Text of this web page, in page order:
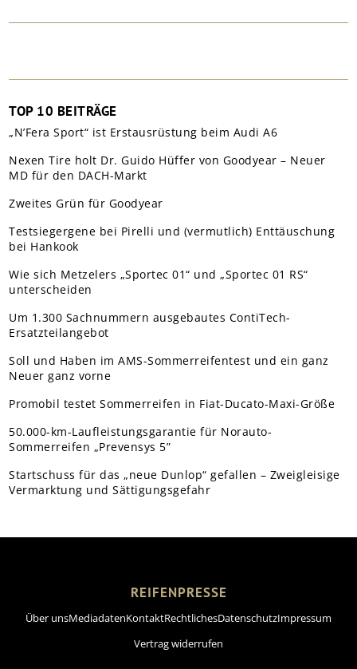
TOP 10 BEITRÄGE
„N’Fera Sport“ ist Erstausrüstung beim Audi A6
Nexen Tire holt Dr. Guido Hüffer von Goodyear – Neuer
MD für den DACH-Markt
Zweites Grün für Goodyear
Testsiegergene bei Pirelli und (vermutlich) Enttäuschung
bei Hankook
Wie sich Metzelers „Sportec 01“ und „Sportec 01 RS“
unterscheiden
Um 1.300 Sachnummern ausgebautes ContiTech-
Ersatzteilangebot
Soll und Haben im AMS-Sommerreifentest und ein ganz
Neuer ganz vorne
Promobil testet Sommerreifen in Fiat-Ducato-Maxi-Größe
50.000-km-Laufleistungsgarantie für Norauto-
Sommerreifen „Prevensys 5”
Startschuss für das „neue Dunlop“ gefallen – Zweigleisige
Vermarktung und Sättigungsgefahr
REIFENPRESSE
Über unsMediadatenKontaktRechtlichesDatenschutzImpressum
Vertrag widerrufen